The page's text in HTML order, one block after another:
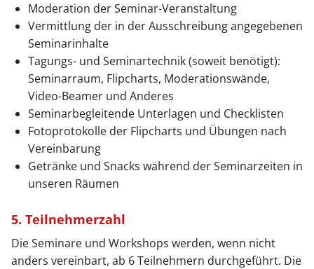
Moderation der Seminar-Veranstaltung
Vermittlung der in der Ausschreibung angegebenen
Seminarinhalte
Tagungs- und Seminartechnik (soweit benötigt):
Seminarraum, Flipcharts, Moderationswände,
Video-Beamer und Anderes
Seminarbegleitende Unterlagen und Checklisten
Fotoprotokolle der Flipcharts und Übungen nach
Vereinbarung
Getränke und Snacks während der Seminarzeiten in
unseren Räumen
5. Teilnehmerzahl
Die Seminare und Workshops werden, wenn nicht
anders vereinbart, ab 6 Teilnehmern durchgeführt. Die